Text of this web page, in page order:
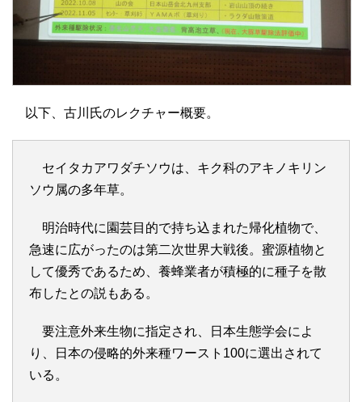
以下、古川氏のレクチャー概要。
セイタカアワダチソウは、キク科のアキノキリン
ソウ属の多年草。
明治時代に園芸目的で持ち込まれた帰化植物で、
急速に広がったのは第二次世界大戦後。蜜源植物と
して優秀であるため、養蜂業者が積極的に種子を散
布したとの説もある。
要注意外来生物に指定され、日本生態学会によ
り、日本の侵略的外来種ワースト100に選出されて
いる。